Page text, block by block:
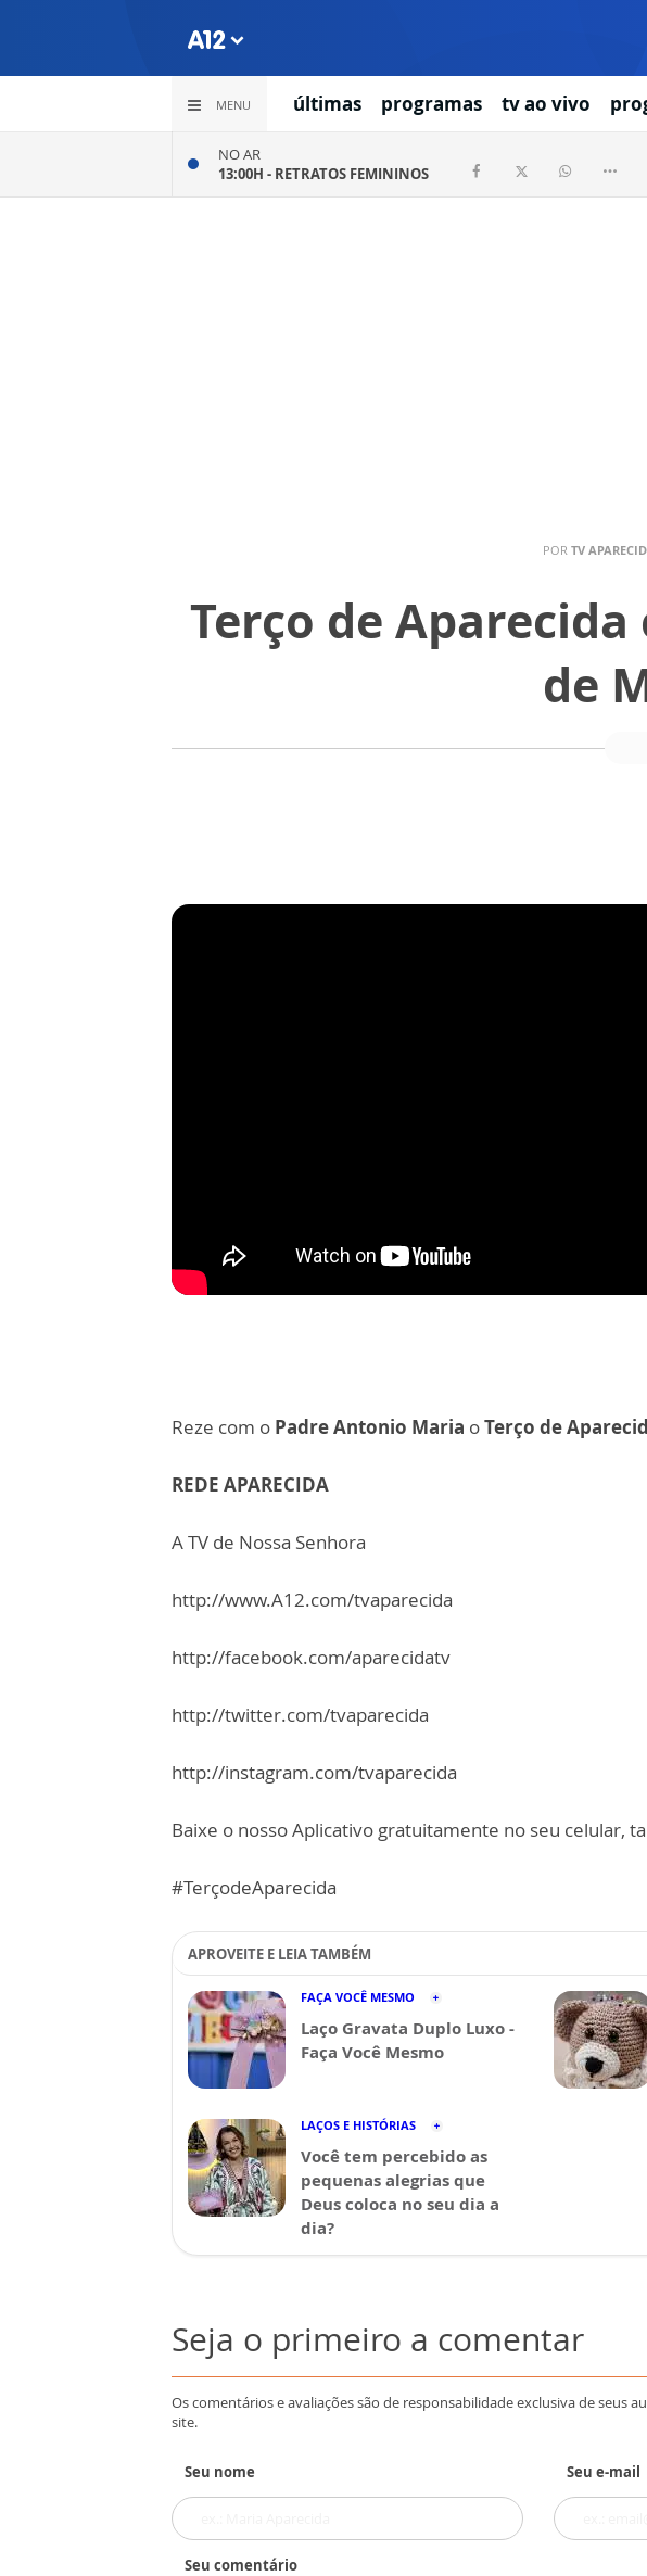
MENU últimas programas tv ao vivo
NO AR
13:00H - RETRATOS FEMININOS
POR TV
Terço de
de
Reze com o Padre Antonio Maria oTerço de
REDE APARECIDA
A TV de Nossa Senhora
http://www.A12.com/tvaparecida
http://facebook.com/aparecidatv
http://twitter.com/tvaparecida
http://instagram.com/tvaparecida
Baixe o nosso Aplicativo gratuitamente no seu celular,
#TerçodeAparecida
APROVEITE E LEIA TAMBÉM
FAÇA VOCÊ MESMO
Laço Gravata Duplo Luxo -
Faça Você Mesmo
LAÇOS E HISTÓRIAS
Você tem percebido as
pequenas alegrias que
Deus coloca no seu dia a
dia?
Seja o primeiro a comentar
Os comentários e avaliações são de responsabilidade exclusiva de seus
site.
Seu nome Seu e-mail
Seu comentário